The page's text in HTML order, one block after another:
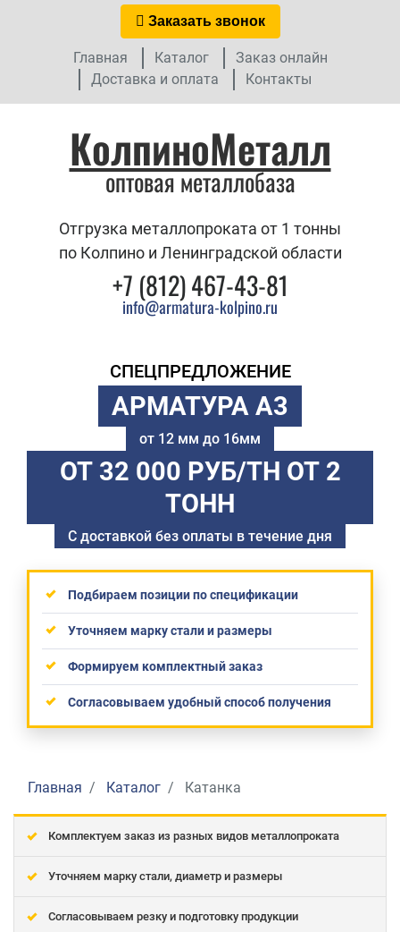
Заказать звонок
Главная Каталог
Заказ онлайн
Доставка и оплата
Контакты
КолпиноМеталл
оптовая металлобаза
Отгрузка металлопроката от 1 тонны
по Колпино и Ленинградской области
+7 (812) 467-43-81
info@armatura-kolpino.ru
СПЕЦПРЕДЛОЖЕНИЕ
АРМАТУРА А3
от 12 мм до 16мм
ОТ 32 000 РУБ/ТН ОТ 2
ТОНН
С доставкой без оплаты в течение дня
Подбираем позиции по спецификации
Уточняем марку стали и размеры
Формируем комплектный заказ
Согласовываем удобный способ получения
Главная Каталог Катанка
Комплектуем заказ из разных видов металлопроката
Уточняем марку стали, диаметр и размеры
Согласовываем резку и подготовку продукции